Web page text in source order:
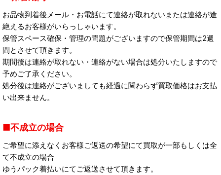
お品物到着後メール・お電話にて連絡が取れないまたは連絡が途
絶えるお客様がいらっしゃいます。
保管スペース確保・管理の問題がございますので保管期間は2週
間とさせて頂きます。
期間後は連絡が取れない・連絡がない場合は処分いたしますので
予めご了承ください。
処分後は連絡がございましても経過に関わらず買取価格はお支払
い出来ません。
不成立の場合
ご希望に添えなくお客様ご返送の希望にて買取が一部もしくは全
て不成立の場合
ゆうパック着払いにてご返送させて頂きます。